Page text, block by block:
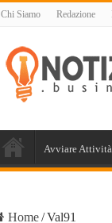
Chi Siamo Redazione
Avviare Attività
Home/Val91